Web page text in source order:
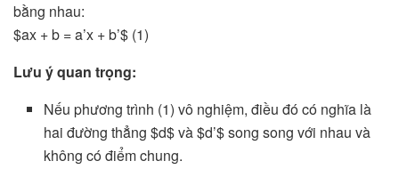
bằng nhau:
$ax + b = a’x + b’$ (1)
Lưu ý quan trọng:
Nếu phương trình (1) vô nghiệm, điều đó có nghĩa là
hai đường thẳng $d$ và $d’$ song song với nhau và
không có điểm chung.